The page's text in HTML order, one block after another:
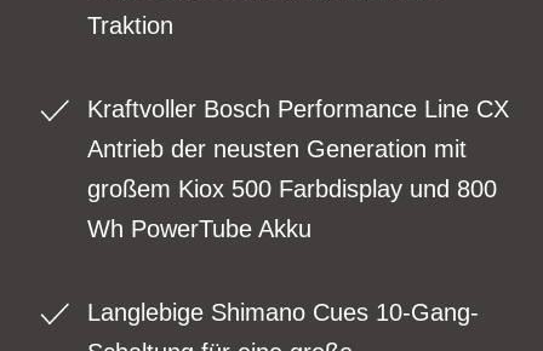
Traktion
Kraftvoller Bosch Performance Line CX
Antrieb der neusten Generation mit
großem Kiox 500 Farbdisplay und 800
Wh PowerTube Akku
Langlebige Shimano Cues 10-Gang-